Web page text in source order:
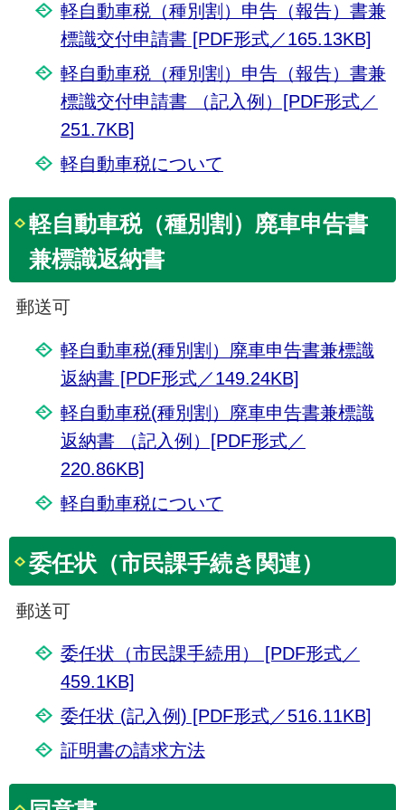
軽自動車税（種別割）申告（報告）書兼
標識交付申請書 [PDF形式／165.13KB]
軽自動車税（種別割）申告（報告）書兼
標識交付申請書 （記入例）[PDF形式／
251.7KB]
軽自動車税について
軽自動車税（種別割）廃車申告書
兼標識返納書
郵送可
軽自動車税(種別割）廃車申告書兼標識
返納書 [PDF形式／149.24KB]
軽自動車税(種別割）廃車申告書兼標識
返納書 （記入例）[PDF形式／
220.86KB]
軽自動車税について
委任状（市民課手続き関連）
郵送可
委任状（市民課手続用） [PDF形式／
459.1KB]
委任状 (記入例) [PDF形式／516.11KB]
証明書の請求方法